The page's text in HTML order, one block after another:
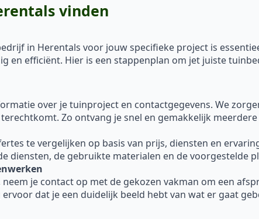
vinden
in Herentals voor jouw specifieke project is
en efficiënt. Hier is een stappenplan om jet juiste
over je tuinproject en contactgegevens. We
Zo ontvang je snel en gemakkelijk
te vergelijken op basis van prijs, diensten en
diensten, de gebruikte materialen en de voorgestelde
je contact op met de gekozen vakman om een
dat je een duidelijk beeld hebt van wat er gaat